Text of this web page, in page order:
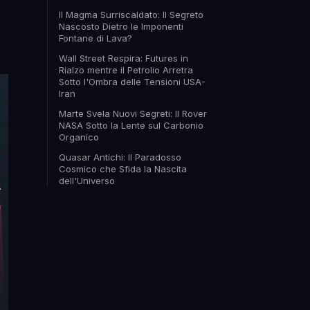
Il Magma Surriscaldato: Il Segreto
Nascosto Dietro le Imponenti
Fontane di Lava?
Wall Street Respira: Futures in
Rialzo mentre il Petrolio Arretra
Sotto l'Ombra delle Tensioni USA-
Iran
Marte Svela Nuovi Segreti: Il Rover
NASA Sotto la Lente sul Carbonio
Organico
Quasar Antichi: Il Paradosso
Cosmico che Sfida la Nascita
dell'Universo